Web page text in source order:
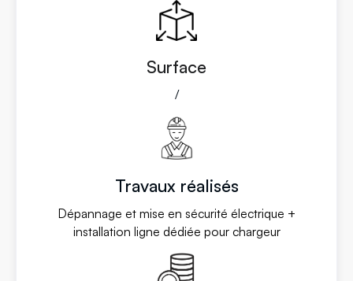
Surface
/
Travaux réalisés
Dépannage et mise en sécurité électrique +
installation ligne dédiée pour chargeur